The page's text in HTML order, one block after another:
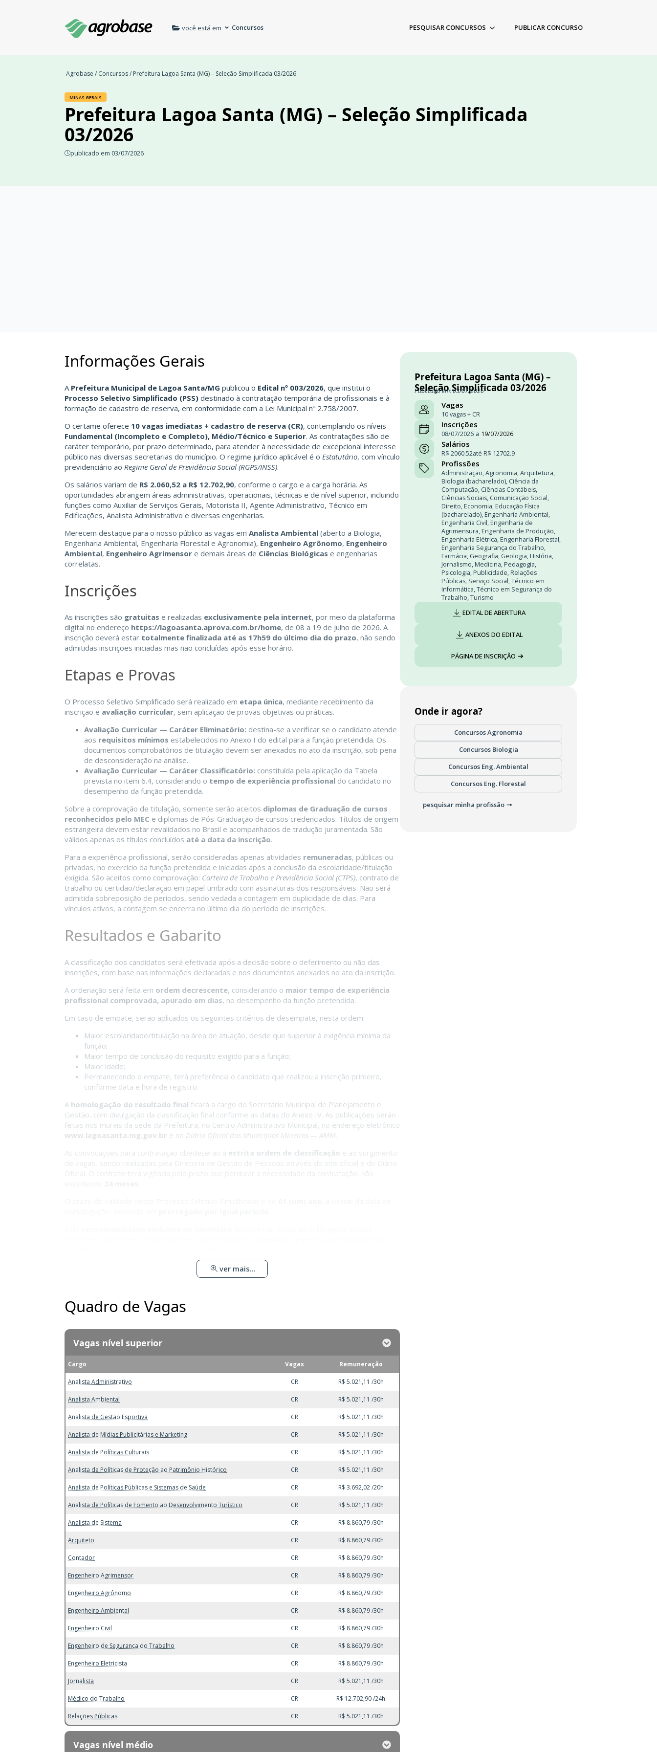
você está em Concursos PESQUISAR CONCURSOS PUBLICAR CONCURSO
Agrobase / Concursos/ Prefeitura Lagoa Santa (MG) – Seleção Simplificada 03/2026
MINAS GERAIS
Prefeitura Lagoa Santa (MG) – Seleção Simplificada
03/2026
publicado em 03/07/2026
Informações Gerais
A Prefeitura Municipal de Lagoa Santa/MG publicou o Edital nº 003/2026, que institui o
Processo Seletivo Simplificado (PSS) destinado à contratação temporária de profissionais e à
formação de cadastro de reserva, em conformidade com a Lei Municipal nº 2.758/2007.
O certame oferece 10 vagas imediatas + cadastro de reserva (CR), contemplando os níveis
Fundamental (Incompleto e Completo), Médio/Técnico e Superior. As contratações são de
caráter temporário, por prazo determinado, para atender à necessidade de excepcional interesse
público nas diversas secretarias do município. O regime jurídico aplicável é o Estatutário, com vínculo
previdenciário ao Regime Geral de Previdência Social (RGPS/INSS).
Os salários variam de R$ 2.060,52 a R$ 12.702,90, conforme o cargo e a carga horária. As
oportunidades abrangem áreas administrativas, operacionais, técnicas e de nível superior, incluindo
funções como Auxiliar de Serviços Gerais, Motorista II, Agente Administrativo, Técnico em
Edificações, Analista Administrativo e diversas engenharias.
Merecem destaque para o nosso público as vagas em Analista Ambiental (aberto a Biologia,
Engenharia Ambiental, Engenharia Florestal e Agronomia), Engenheiro Agrônomo, Engenheiro
Ambiental, Engenheiro Agrimensor e demais áreas de Ciências Biológicas e engenharias
correlatas.
Inscrições
As inscrições são gratuitas e realizadas exclusivamente pela internet, por meio da plataforma
digital no endereço https://lagoasanta.aprova.com.br/home, de 08 a 19 de julho de 2026. A
inscrição deverá estar totalmente finalizada até as 17h59 do último dia do prazo, não sendo
admitidas inscrições iniciadas mas não concluídas após esse horário.
Etapas e Provas
O Processo Seletivo Simplificado será realizado em etapa única, mediante recebimento da
inscrição e avaliação curricular, sem aplicação de provas objetivas ou práticas.
Avaliação Curricular — Caráter Eliminatório: destina-se a verificar se o candidato atende
aos requisitos mínimos estabelecidos no Anexo I do edital para a função pretendida. Os
documentos comprobatórios de titulação devem ser anexados no ato da inscrição, sob pena
de desconsideração na análise.
Avaliação Curricular — Caráter Classificatório: constituída pela aplicação da Tabela
prevista no item 6.4, considerando o tempo de experiência profissional do candidato no
desempenho da função pretendida.
Sobre a comprovação de titulação, somente serão aceitos diplomas de Graduação de cursos
reconhecidos pelo MEC e diplomas de Pós-Graduação de cursos credenciados. Títulos de origem
estrangeira devem estar revalidados no Brasil e acompanhados de tradução juramentada. São
válidos apenas os títulos concluídos até a data da inscrição.
Para a experiência profissional, serão consideradas apenas atividades remuneradas, públicas ou
privadas, no exercício da função pretendida e iniciadas após a conclusão da escolaridade/titulação
exigida. São aceitos como comprovação: Carteira de Trabalho e Previdência Social (CTPS), contrato de
trabalho ou certidão/declaração em papel timbrado com assinaturas dos responsáveis. Não será
admitida sobreposição de períodos, sendo vedada a contagem em duplicidade de dias. Para
vínculos ativos, a contagem se encerra no último dia do período de inscrições.
Resultados e Gabarito
A classificação dos candidatos será efetivada após a decisão sobre o deferimento ou não das
inscrições, com base nas informações declaradas e nos documentos anexados no ato da inscrição.
A ordenação será feita em ordem decrescente, considerando o maior tempo de experiência
profissional comprovada, apurado em dias, no desempenho da função pretendida.
Em caso de empate, serão aplicados os seguintes critérios de desempate, nesta ordem:
Maior escolaridade/titulação na área de atuação, desde que superior à exigência mínima da
função;
Maior tempo de conclusão do requisito exigido para a função;
Maior idade;
Permanecendo o empate, terá preferência o candidato que realizou a inscrição primeiro,
conforme data e hora de registro.
A homologação do resultado final ficará a cargo do Secretário Municipal de Planejamento e
Gestão, com divulgação da classificação final conforme as datas do Anexo IV. As publicações serão
feitas nos murais da sede da Prefeitura, no Centro Administrativo Municipal, no endereço eletrônico
www.lagoasanta.mg.gov.br e no Diário Oficial dos Municípios Mineiros — AMM
As convocações para contratação obedecerão à estrita ordem de classificação e ao surgimento
de vagas, sendo realizadas pela Diretoria de Gestão de Pessoas através do site oficial e do Diário
ver mais...
Quadro de Vagas
Vagas nível superior
Cargo Vagas Remuneração
Analista Administrativo CR R$ 5.021,11 /30h
Analista Ambiental CR R$ 5.021,11 /30h
Analista de Gestão Esportiva CR R$ 5.021,11 /30h
Analista de Mídias Publicitárias e Marketing CR R$ 5.021,11 /30h
Analista de Políticas Culturais CR R$ 5.021,11 /30h
Analista de Políticas de Proteção ao Patrimônio Histórico CR R$ 5.021,11 /30h
Analista de Políticas Públicas e Sistemas de Saúde CR R$ 3.692,02 /20h
Analista de Políticas de Fomento ao Desenvolvimento Turístico CR R$ 5.021,11 /30h
Analista de Sistema CR R$ 8.860,79 /30h
Arquiteto CR R$ 8.860,79 /30h
Contador CR R$ 8.860,79 /30h
Engenheiro Agrimensor CR R$ 8.860,79 /30h
Engenheiro Agrônomo CR R$ 8.860,79 /30h
Engenheiro Ambiental CR R$ 8.860,79 /30h
Engenheiro Civil CR R$ 8.860,79 /30h
Engenheiro de Segurança do Trabalho CR R$ 8.860,79 /30h
Engenheiro Eletricista CR R$ 8.860,79 /30h
Jornalista CR R$ 5.021,11 /30h
Médico do Trabalho CR R$ 12.702,90 /24h
Relações Públicas CR R$ 5.021,11 /30h
Vagas nível médio
Prefeitura Lagoa Santa (MG) –
Seleção Simplificada 03/2026
Publicado em: 03/07/2026
Vagas
10 vagas + CR
Inscrições
08/07/2026 a 19/07/2026
Salários
R$ 2060.52até R$ 12702.9
Profissões
Administração,Agronomia,Arquitetura,
Biologia (bacharelado), Ciência da
Computação, Ciências Contábeis,
Ciências Sociais, Comunicação Social,
Direito, Economia, Educação Física
(bacharelado), Engenharia Ambiental,
Engenharia Civil, Engenharia de
Agrimensura, Engenharia de Produção,
Engenharia Elétrica, Engenharia Florestal,
Engenharia Segurança do Trabalho,
Farmácia, Geografia, Geologia, História,
Jornalismo, Medicina, Pedagogia,
Psicologia, Publicidade, Relações
Públicas, Serviço Social,Técnico em
Informática,Técnico em Segurança do
Trabalho,Turismo
EDITAL DE ABERTURA
ANEXOS DO EDITAL
PÁGINA DE INSCRIÇÃO
Onde ir agora?
Concursos Agronomia
Concursos Biologia
Concursos Eng. Ambiental
Concursos Eng. Florestal
pesquisar minha profissão